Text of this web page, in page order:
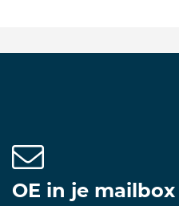
OE in je mailbox